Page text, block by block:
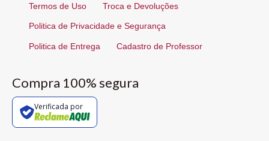
Termos de Uso Troca e Devoluções
Politica de Privacidade e Segurança
Politica de Entrega Cadastro de Professor
Compra 100% segura
Verificada por